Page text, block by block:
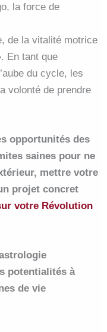
la force de
de la vitalité motrice
En tant que
du cycle, les
volonté de prendre
opportunités des
saines pour ne
mettre votre
projet concret
votre Révolution
potentialités à
de vie